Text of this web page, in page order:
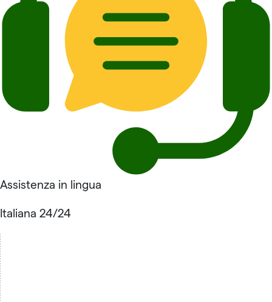
Assistenza in lingua
Italiana 24/24